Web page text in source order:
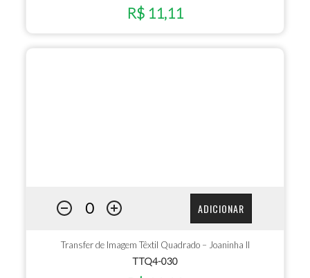
R$ 11,11
ADICIONAR
Transfer de Imagem Têxtil Quadrado – Joaninha II
TTQ4-030